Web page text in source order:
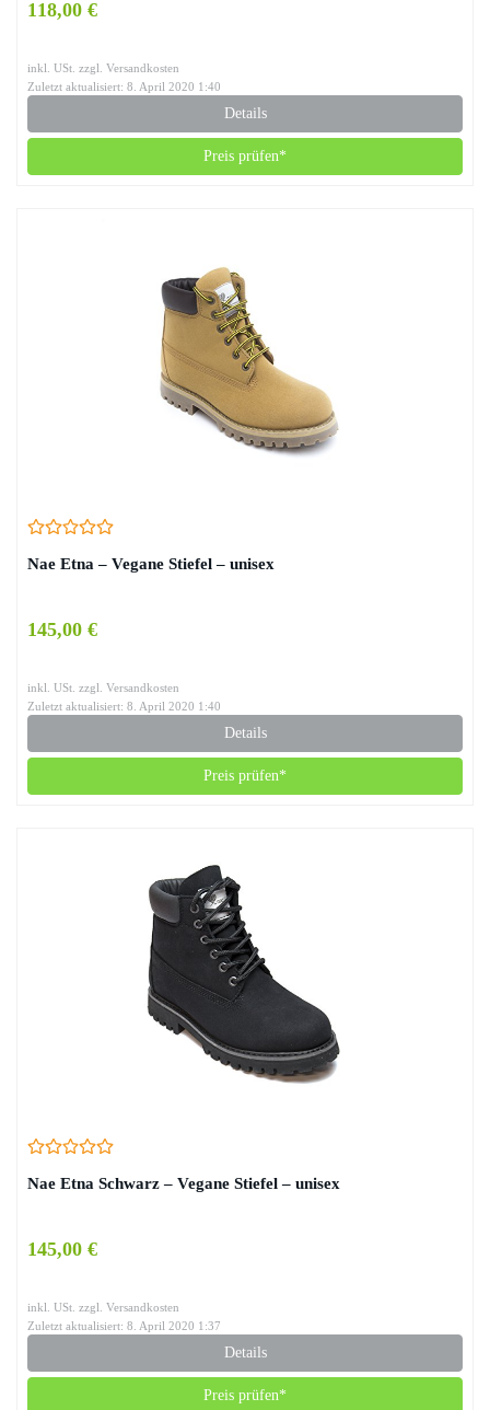
118,00 €
inkl. USt. zzgl. Versandkosten
Zuletzt aktualisiert: 8. April 2020 1:40
Details
Preis prüfen*
Nae Etna – Vegane Stiefel – unisex
145,00 €
inkl. USt. zzgl. Versandkosten
Zuletzt aktualisiert: 8. April 2020 1:40
Details
Preis prüfen*
Nae Etna Schwarz – Vegane Stiefel – unisex
145,00 €
inkl. USt. zzgl. Versandkosten
Zuletzt aktualisiert: 8. April 2020 1:37
Details
Preis prüfen*